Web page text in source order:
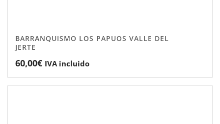
5.00
BARRANQUISMO LOS PAPUOS VALLE DEL
JERTE
60,00€ IVA incluido